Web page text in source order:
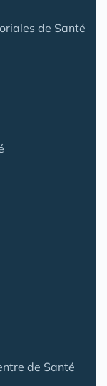
de Santé
de Santé